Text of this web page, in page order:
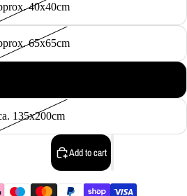
40x40cm
65x65cm
135x200cm
Add to cart